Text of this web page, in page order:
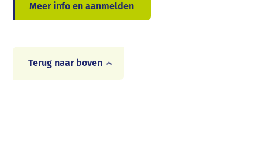
Meer info en aanmelden
Terug naar boven